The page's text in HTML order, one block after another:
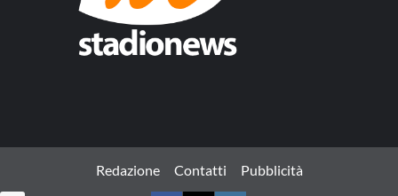
Redazione Contatti Pubblicità